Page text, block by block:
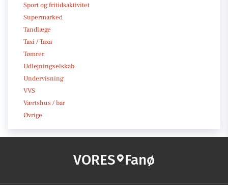
Sport og fritidsaktivitet
Supermarked
Tandlæge
Taxi / Taxa
Tømrer
Udlejningselskab
Undervisning
VVS
Værtshus / bar
Øvrige
VORES Fanø